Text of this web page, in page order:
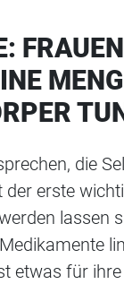
die
der erste
lassen
etwas für